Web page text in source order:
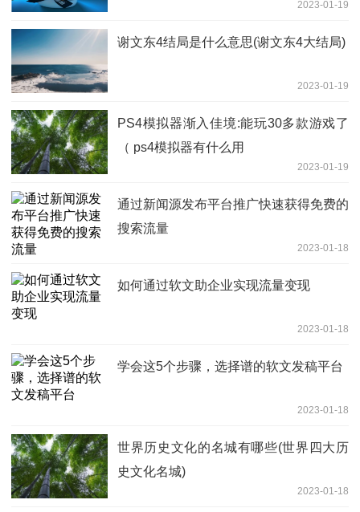
2023-01-19
谢文东4结局是什么意思(谢文东4大结局)
2023-01-19
PS4模拟器渐入佳境:能玩30多款游戏了
（ ps4模拟器有什么用
2023-01-19
通过新闻源发布平台推广快速获得免费的
搜索流量
2023-01-18
如何通过软文助企业实现流量变现
2023-01-18
学会这5个步骤，选择谱的软文发稿平台
2023-01-18
世界历史文化的名城有哪些(世界四大历
史文化名城)
2023-01-18